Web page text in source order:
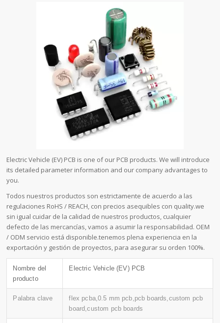
Electric Vehicle (EV) PCB is one of our PCB products. We will introduce
its detailed parameter information and our company advantages to
you.
Todos nuestros productos son estrictamente de acuerdo a las
regulaciones RoHS / REACH, con precios asequibles con quality.we
sin igual cuidar de la calidad de nuestros productos, cualquier
defecto de las mercancías, vamos a asumir la responsabilidad. OEM
/ ODM servicio está disponible.tenemos plena experiencia en la
exportación y gestión de proyectos, para asegurar su orden 100%.
Nombre del
producto
Electric Vehicle (EV) PCB
Palabra clave
flex pcba,0.5 mm pcb,pcb boards,custom pcb
board,custom pcb boards